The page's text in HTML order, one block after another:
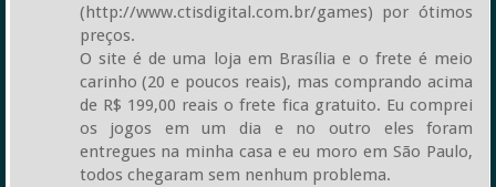
(http://www.ctisdigital.com.br/games) por ótimos
preços.
O site é de uma loja em Brasília e o frete é meio
carinho (20 e poucos reais), mas comprando acima
de R$ 199,00 reais o frete fica gratuito. Eu comprei
os jogos em um dia e no outro eles foram
entregues na minha casa e eu moro em São Paulo,
todos chegaram sem nenhum problema.